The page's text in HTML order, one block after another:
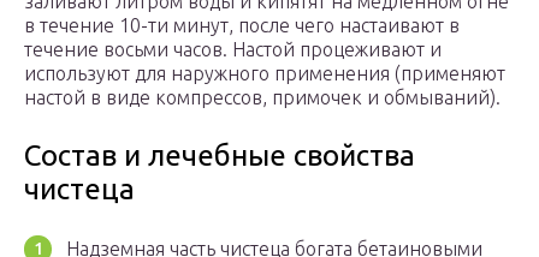
в течение 10-ти минут, после чего настаивают в
течение восьми часов. Настой процеживают и
используют для наружного применения (применяют
настой в виде компрессов, примочек и обмываний).
Состав и лечебные свойства
чистеца
Надземная часть чистеца богата бетаиновыми